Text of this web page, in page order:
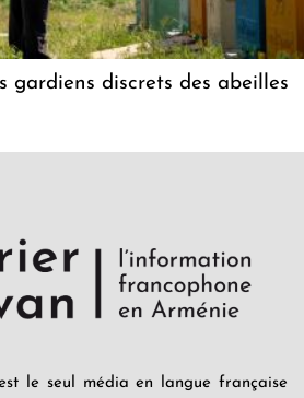
gardiens discrets des abeilles
le seul média en langue française